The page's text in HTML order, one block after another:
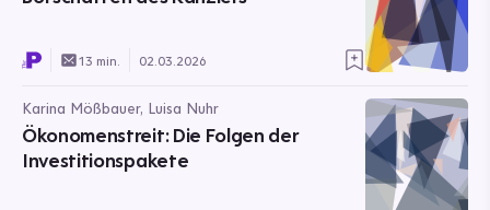
13 min. 02.03.2026
Karina Mößbauer, Luisa Nuhr
Ökonomenstreit: Die Folgen der
Investitionspakete